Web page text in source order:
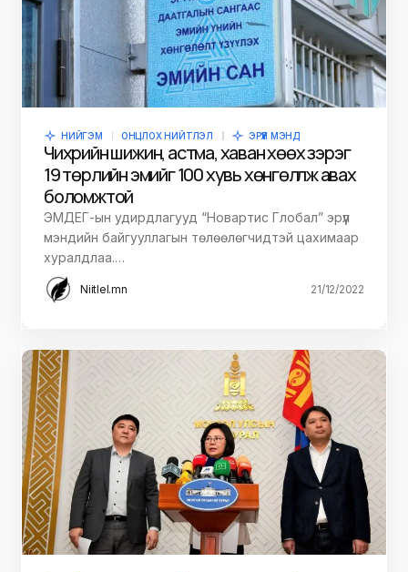
НИЙГЭМ ОНЦЛОХ НИЙТЛЭЛ ЭРҮҮЛ МЭНД
Чихрийн шижин, астма, хаван хөөх зэрэг
19 төрлийн эмийг 100 хувь хөнгөлүүлж авах
боломжтой
ЭМДEГ-ын удирдлагууд “Новартис Глобал” эрүүл
мэндийн байгууллагын төлөөлөгчидтэй цахимаар
хуралдлаа.…
Niitlel.mn 21/12/2022